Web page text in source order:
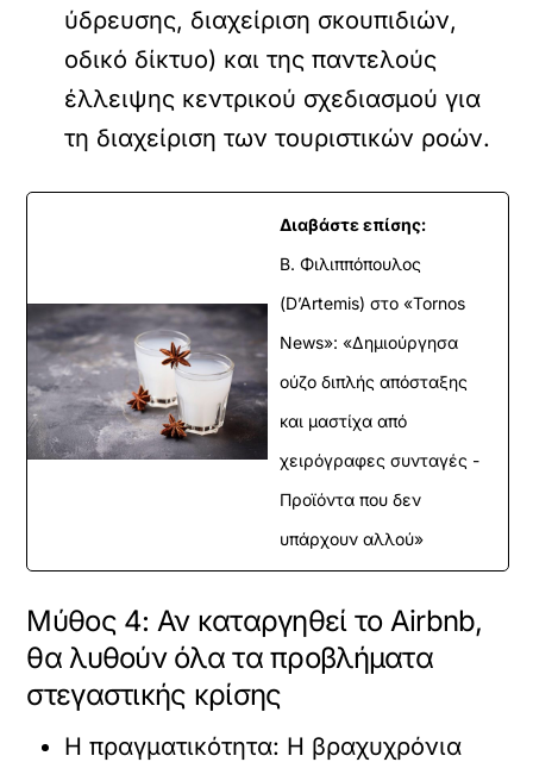
ύδρευσης, διαχείριση σκουπιδιών,
οδικό δίκτυο) και της παντελούς
έλλειψης κεντρικού σχεδιασμού για
τη διαχείριση των τουριστικών ροών.
Διαβάστε επίσης:
Β. Φιλιππόπουλος
(D’Artemis) στο «Tornos
News»: «Δημιούργησα
ούζο διπλής απόσταξης
και μαστίχα από
χειρόγραφες συνταγές -
Προϊόντα που δεν
υπάρχουν αλλού»
Μύθος 4: Αν καταργηθεί το Airbnb,
θα λυθούν όλα τα προβλήματα
στεγαστικής κρίσης
Η πραγματικότητα: Η βραχυχρόνια